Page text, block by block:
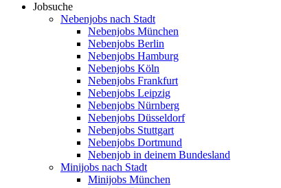
Jobsuche
Nebenjobs nach Stadt
Nebenjobs München
Nebenjobs Berlin
Nebenjobs Hamburg
Nebenjobs Köln
Nebenjobs Frankfurt
Nebenjobs Leipzig
Nebenjobs Nürnberg
Nebenjobs Düsseldorf
Nebenjobs Stuttgart
Nebenjobs Dortmund
Nebenjob in deinem Bundesland
Minijobs nach Stadt
Minijobs München